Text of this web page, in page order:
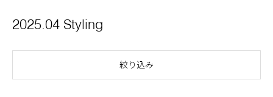
2025.04 Styling
絞り込み